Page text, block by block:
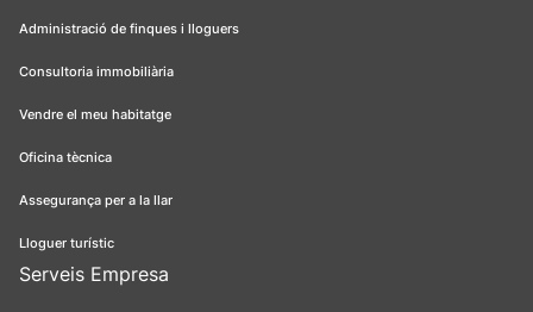
Administració de finques i lloguers
Consultoria immobiliària
Vendre el meu habitatge
Oficina tècnica
Assegurança per a la llar
Lloguer turístic
Serveis Empresa